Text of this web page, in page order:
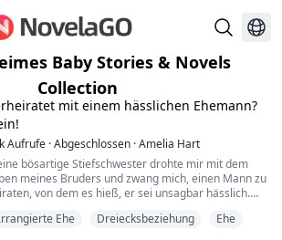
Baby Stories & Novels
Collection
mit einem hässlichen Ehemann?
Aufrufe ·Abgeschlossen ·Amelia Hart
bösartige Stiefschwester drohte mir mit dem
meines Bruders und zwang mich, einen Mann zu
von dem es hieß, er sei unsagbar hässlich.
nach der Hochzeit stellte ich fest, dass dieser
Ehe Dreiecksbeziehung Ehe